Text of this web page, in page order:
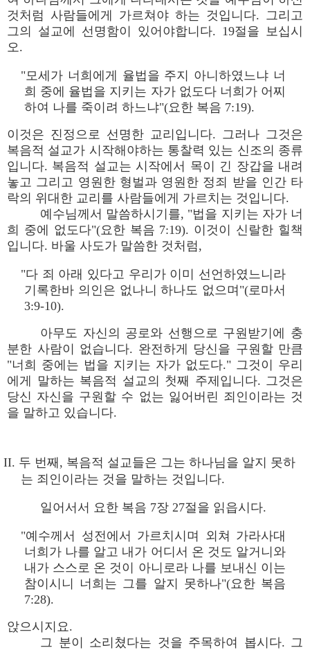
것처럼 사람들에게 가르쳐야 하는 것입니다. 그리고
그의 설교에 선명함이 있어야합니다. 19절을 보십시
오.
"모세가 너희에게 율법을 주지 아니하였느냐 너
희 중에 율법을 지키는 자가 없도다 너희가 어찌
하여 나를 죽이려 하느냐"(요한 복음 7:19).
이것은 진정으로 선명한 교리입니다. 그러나 그것은
복음적 설교가 시작해야하는 통찰력 있는 신조의 종류
입니다. 복음적 설교는 시작에서 목이 긴 장갑을 내려
놓고 그리고 영원한 형벌과 영원한 정죄 받을 인간 타
락의 위대한 교리를 사람들에게 가르치는 것입니다.
예수님께서 말씀하시기를, "법을 지키는 자가 너
희 중에 없도다"(요한 복음 7:19). 이것이 신랄한 힐책
입니다. 바울 사도가 말씀한 것처럼,
"다 죄 아래 있다고 우리가 이미 선언하였느니라
기록한바 의인은 없나니 하나도 없으며"(로마서
3:9-10).
아무도 자신의 공로와 선행으로 구원받기에 충
분한 사람이 없습니다. 완전하게 당신을 구원할 만큼
"너희 중에는 법을 지키는 자가 없도다." 그것이 우리
에게 말하는 복음적 설교의 첫째 주제입니다. 그것은
당신 자신을 구원할 수 없는 잃어버린 죄인이라는 것
을 말하고 있습니다.
II. 두 번째, 복음적 설교들은 그는 하나님을 알지 못하
는 죄인이라는 것을 말하는 것입니다.
일어서서 요한 복음 7장 27절을 읽읍시다.
"예수께서 성전에서 가르치시며 외쳐 가라사대
너희가 나를 알고 내가 어디서 온 것도 알거니와
내가 스스로 온 것이 아니로라 나를 보내신 이는
참이시니 너희는 그를 알지 못하나"(요한 복음
7:28).
앉으시지요.
그 분이 소리쳤다는 것을 주목하여 봅시다. 그